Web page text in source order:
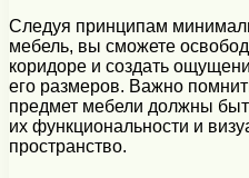
Следуя принципам
мебель, вы сможете
коридоре и создать
его размеров. Важно
предмет мебели должны
их функциональности и
пространство.